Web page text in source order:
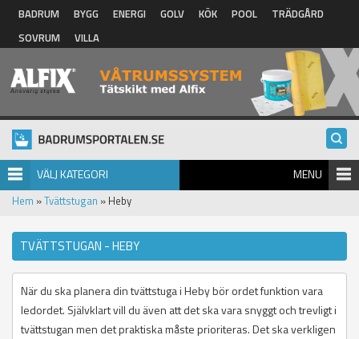
Hoppa till huvudinnehåll
BADRUM BYGG ENERGI GOLV KÖK POOL
TRÄDGÅRD
SOVRUM
VILLA
VÄLJ KATEGORI MENU
Hem »Tvättstugan » Heby
TVÄTTSTUGAN - HEBY
När du ska planera din tvättstuga i Heby bör ordet funktion vara
ledordet. Självklart vill du även att det ska vara snyggt och trevligt i
tvättstugan men det praktiska måste prioriteras. Det ska verkligen